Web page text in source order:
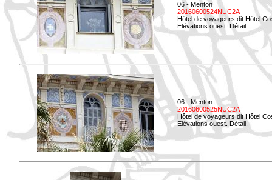
06 - Menton
20160600524NUC2A
Hôtel de voyageurs dit Hôtel
Elévations ouest. Détail.
06 - Menton
20160600525NUC2A
Hôtel de voyageurs dit Hôtel
Elévations ouest. Détail.